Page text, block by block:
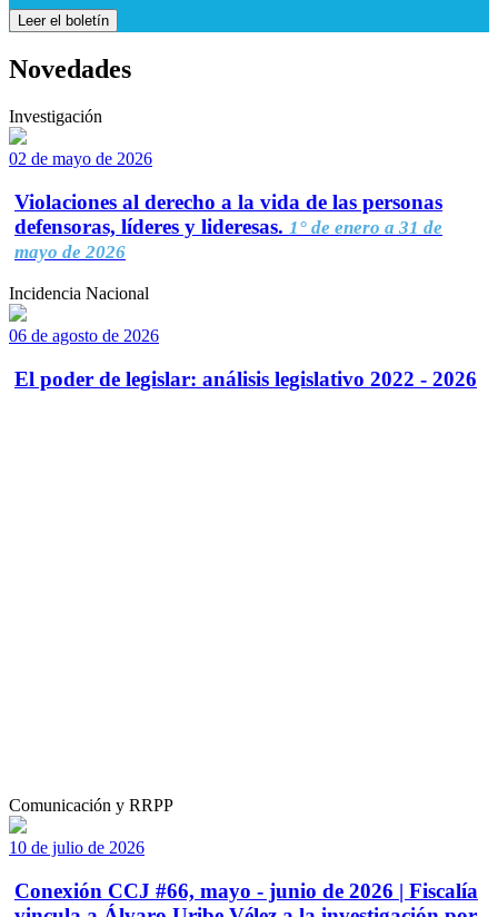
Leer el boletín
Novedades
Investigación
02 de mayo de 2026
Violaciones al derecho a la vida de las personas
defensoras, líderes y lideresas. 1° de enero a 31 de
mayo de 2026
Incidencia Nacional
06 de agosto de 2026
El poder de legislar: análisis legislativo 2022 - 2026
Comunicación y RRPP
10 de julio de 2026
Conexión CCJ #66, mayo - junio de 2026 | Fiscalía